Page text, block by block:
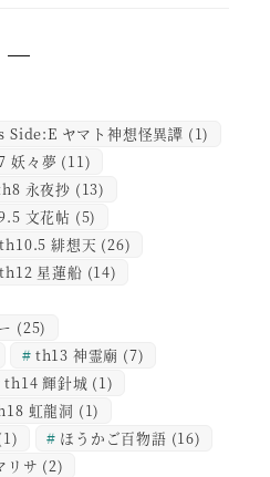
ヤマト神想怪異譚 (1)
妖々夢 (11)
永夜抄 (13)
文花帖 (5)
th10.5 緋想天 (26)
th12 星蓮船 (14)
(25)
th13 神霊廟 (7)
th14 輝針城 (1)
虹龍洞 (1)
ほうかご百物語 (16)
リサ (2)